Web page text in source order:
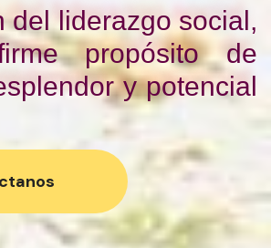
del liderazgo social,
propósito de
y potencial